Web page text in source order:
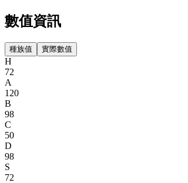
數值資訊
種族值 實際數值
H
72
A
120
B
98
C
50
D
98
S
72